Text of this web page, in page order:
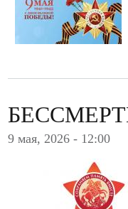
9 мая, 2026 - 12:00